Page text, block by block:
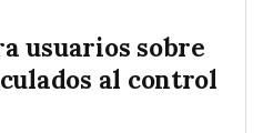
usuarios sobre
al control